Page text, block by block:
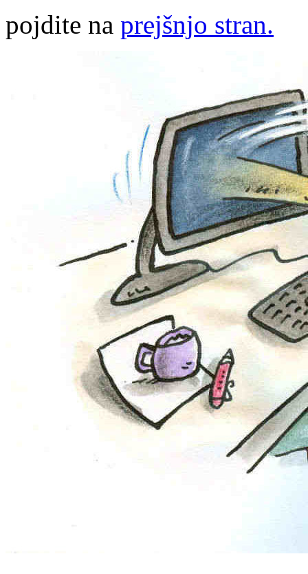
pojdite na prejšnjo stran.